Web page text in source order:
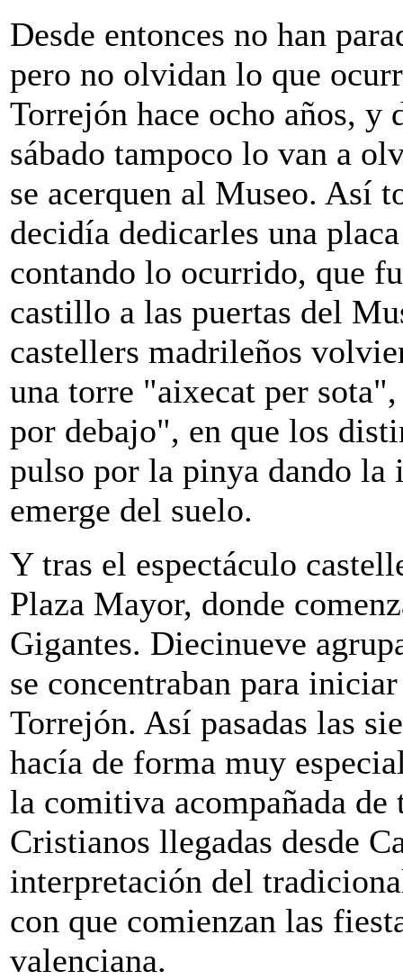
Desde entonces no han
pero no olvidan lo que
Torrejón hace ocho años, y
sábado tampoco lo van a
se acerquen al Museo. Así
decidía dedicarles una
contando lo ocurrido, que
castillo a las puertas del
castellers madrileños
una torre "aixecat per
por debajo", en que los
pulso por la pinya dando
emerge del suelo.
Y tras el espectáculo
Plaza Mayor, donde
Gigantes. Diecinueve
se concentraban para
Torrejón. Así pasadas las
hacía de forma muy
la comitiva acompañada
Cristianos llegadas desde
interpretación del
con que comienzan las
valenciana.